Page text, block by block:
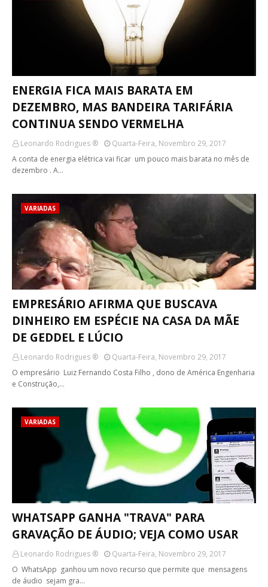
ENERGIA FICA MAIS BARATA EM
DEZEMBRO, MAS BANDEIRA TARIFÁRIA
CONTINUA SENDO VERMELHA
Leonardo Rodrigues ®
Quarta-Feira, Novembro 29, 2017
A conta de energia elétrica vai ficar um pouco mais barata no mês de
dezembro . A…
VARIADAS
EMPRESÁRIO AFIRMA QUE BUSCAVA
DINHEIRO EM ESPÉCIE NA CASA DA MÃE
DE GEDDEL E LÚCIO
Leonardo Rodrigues ®
Quarta-Feira, Novembro 29, 2017
O empresário Luiz Fernando Costa Filho , dono de América Engenharia
e Construção,…
VARIADAS
WHATSAPP GANHA "TRAVA" PARA
GRAVAÇÃO DE ÁUDIO; VEJA COMO USAR
Leonardo Rodrigues ®
Quarta-Feira, Novembro 29, 2017
O WhatsApp ganhou um novo recurso que permite que mensagens
de áudio sejam gra…